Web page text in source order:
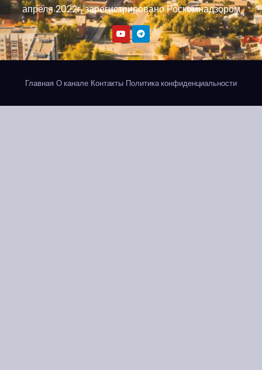
апреля 2022г, зарегистрировано Роскомнадзором
Главная О канале Контакты Политика конфиденциальности